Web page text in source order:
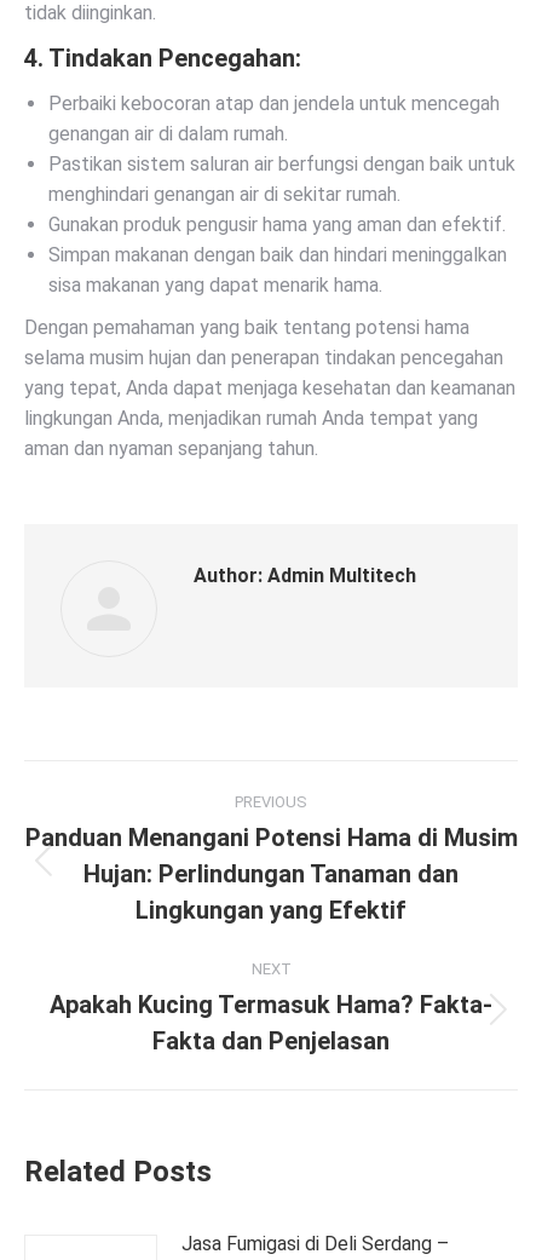
tidak diinginkan.
4. Tindakan Pencegahan:
Perbaiki kebocoran atap dan jendela untuk mencegah
genangan air di dalam rumah.
Pastikan sistem saluran air berfungsi dengan baik untuk
menghindari genangan air di sekitar rumah.
Gunakan produk pengusir hama yang aman dan efektif.
Simpan makanan dengan baik dan hindari meninggalkan
sisa makanan yang dapat menarik hama.
Dengan pemahaman yang baik tentang potensi hama
selama musim hujan dan penerapan tindakan pencegahan
yang tepat, Anda dapat menjaga kesehatan dan keamanan
lingkungan Anda, menjadikan rumah Anda tempat yang
aman dan nyaman sepanjang tahun.
Author: Admin Multitech
navigation
PREVIOUS
Previous
post:
Panduan Menangani Potensi Hama di Musim
Hujan: Perlindungan Tanaman dan
Lingkungan yang Efektif
NEXT
post:
Apakah Kucing Termasuk Hama? Fakta-
Fakta dan Penjelasan
Related Posts
Jasa Fumigasi di Deli Serdang –